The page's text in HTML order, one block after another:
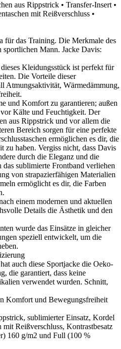
aus Rippstrick • Transfer-Insert •
mit Reißverschluss •
für das Training. Die Merkmale des
sportlichen Mann. Jacke Davis:
Kleidungsstück ist perfekt für
Die Vorteile dieser
Atmungsaktivität, Wärmedämmung,
und Komfort zu garantieren; außen
Kälte und Feuchtigkeit. Der
aus Rippstrick und vor allem die
Bereich sorgen für eine perfekte
ermöglichen es dir, die
zu haben. Vergiss nicht, dass Davis
durch die Eleganz und die
sublimierte Frontband verliehen
von strapazierfähigen Materialien
ermöglicht es dir, die Farben
einem modernen und aktuellen
Details die Ästhetik und den
wurde das Einsätze in gleicher
speziell entwickelt, um die
auch diese Sportjacke die Oeko-
die garantiert, dass keine
verwendet wurden. Schnitt,
Komfort und Bewegungsfreiheit
sublimierter Einsatz, Kordel
Reißverschluss, Kontrastbesatz
160 g/m2 und Full (100 %